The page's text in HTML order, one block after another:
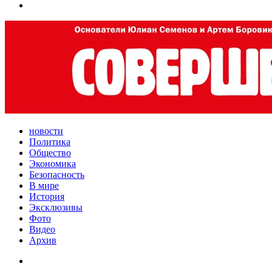
новости
Политика
Общество
Экономика
Безопасность
В мире
История
Эксклюзивы
Фото
Видео
Архив